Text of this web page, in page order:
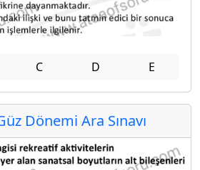
C D E
Dönemi Ara Sınavı